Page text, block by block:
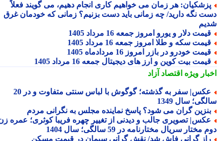
هر زمان می خواهیم کاری انجام دهیم، می گویند فعلاً
نگه دارید/ چه زمانی باید دست بزنیم؟ زمانی که خودمان غرق
دلار و یورو امروز جمعه 16 مرداد 1405
سکه و طلا امروز جمعه 16 مرداد 1405
خودرو در بازر امروز 16 مردادماه 1405
بیت کوین و ارز های دیجیتال جمعه 16 مرداد 1405
ویژهاقتصاد آزاد
عکس| سفر به گذشته؛ گوگوش با لباس سنتی متفاوت و در 20
سال 1349
گران می شود؟ پاسخ نماینده مجلس به نگرانی مردم
تصویری جالب و دیدنی از تغییر چهره فریبا کوثری؛ عمره زن
مختار سریال مختارنامه در 59 سالگی؛ سال 1404
گرانی فاش شد/ نقش گرانی سیمان در قیمت مسکن